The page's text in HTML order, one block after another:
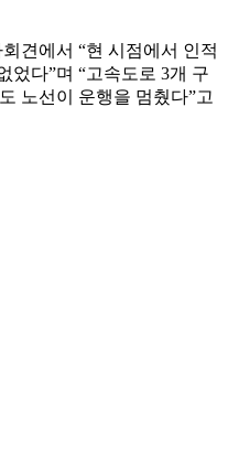
견에서 “현 시점에서 인적
었다”며 “고속도로 3개 구
노선이 운행을 멈췄다”고